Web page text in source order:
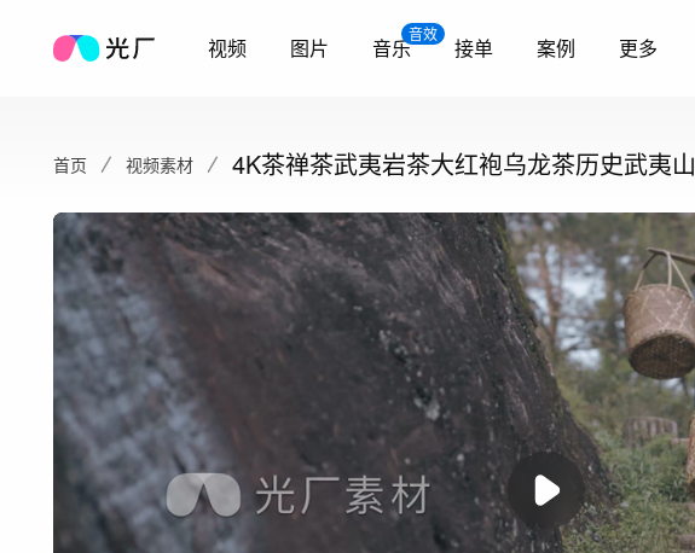
视频 图片
音效
音乐 接单 案例 更多
首页 视频素材 4K茶禅茶武夷岩茶大红袍乌龙茶历史武夷山